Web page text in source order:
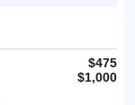
$475
$1,000